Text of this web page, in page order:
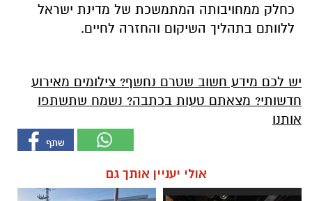
כחלק ממחויבותה המתמשכת של מדינת ישראל
ללוותם בתהליך השיקום והחזרה לחיים.
יש לכם מידע חשוב שטרם נחשף? צילומים מאירוע
חדשותי? מצאתם טעות בכתבה? נשמח שתשתפו
אותנו
אולי יעניין אותך גם